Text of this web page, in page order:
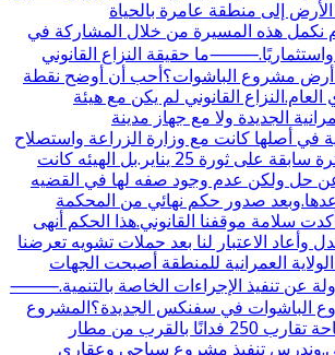
إلى منطقة عامرة بالحياة
نكمل هذه المسيرة من خلال المشاركة في
واستثماريًا.⸻ما حقيقة النزاع القانوني
أرض مشروع الباشوات؟أحب أن أوضح نقطة
القانوني لم يكن مع هيئة
الجديدة ولا مع جهاز مدينة
أصلها كانت مع وزارة الزراعة واستصلاح
الأراضي في فترة سابقة على ثورة 25 يناير.بل الهيئه كانت
حل ولكن عدم وجود صفه لها في القضيه
صدور حكم نهائي من المحكمة
تأكدت سلامة موقفنا القانوني.هذا الحكم أنهى
وأعاد الاعتبار لنا بعد حملات تشويه تعرضنا
الولاية العمرانية للمنطقة أصبحت الجهات
عن تنفيذ الإجراءات الخاصة بالتنمية.⸻
الباشوات في سفنكس الجديدة؟المشروع
مقام على مساحة تقارب 250 فدانًا بالقرب من مطار
تنفيذ مشروع سياحي وعقاري